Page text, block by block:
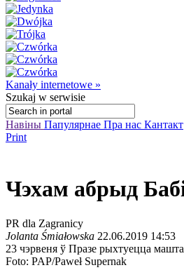
Kanały internetowe »
Szukaj w serwisie
Навіны Папулярнае Пра нас Кантакт
Print
Чэхам абрыд
PR dla Zagranicy
Jolanta Śmiałowska 22.06.2019 14:53
23 чэрвеня ў Празе рыхтуецца
Foto: PAP/Paweł Supernak